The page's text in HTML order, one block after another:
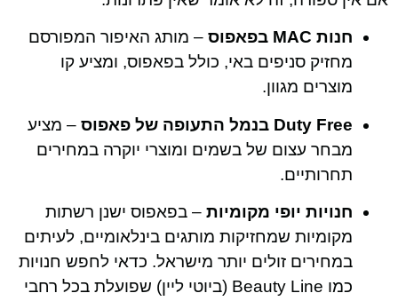
חנות MAC בפאפוס
– מותג האיפור המפורסם
מחזיק סניפים באי, כולל בפאפוס, ומציע קו
מוצרים מגוון.
Duty Free בנמל התעופה של פאפוס
– מציע
מבחר עצום של בשמים ומוצרי יוקרה במחירים
תחרותיים.
חנויות יופי מקומיות – בפאפוס ישנן רשתות
מקומיות שמחזיקות מותגים בינלאומיים, לעיתים
במחירים זולים יותר מישראל. כדאי לחפש חנויות
כמו Beauty Line (ביוטי ליין) שפועלת בכל רחבי